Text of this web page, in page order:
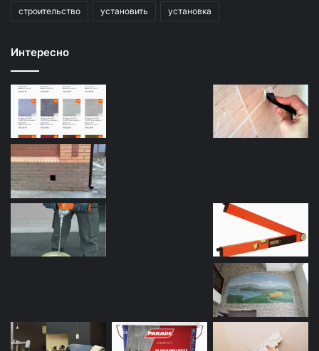
строительство установить установка
Интересно